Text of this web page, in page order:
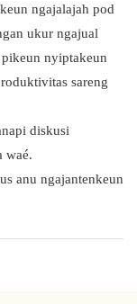
ngajalajah pod
ukur ngajual
nyiptakeun
sareng
diskusi
waé.
anu ngajantenkeun